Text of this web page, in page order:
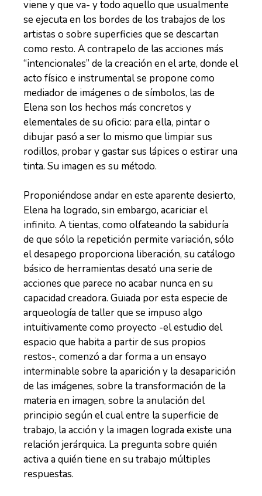
viene y que va- y todo aquello que usualmente
se ejecuta en los bordes de los trabajos de los
artistas o sobre superficies que se descartan
como resto. A contrapelo de las acciones más
“intencionales” de la creación en el arte, donde el
acto físico e instrumental se propone como
mediador de imágenes o de símbolos, las de
Elena son los hechos más concretos y
elementales de su oficio: para ella, pintar o
dibujar pasó a ser lo mismo que limpiar sus
rodillos, probar y gastar sus lápices o estirar una
tinta. Su imagen es su método.
Proponiéndose andar en este aparente desierto,
Elena ha logrado, sin embargo, acariciar el
infinito. A tientas, como olfateando la sabiduría
de que sólo la repetición permite variación, sólo
el desapego proporciona liberación, su catálogo
básico de herramientas desató una serie de
acciones que parece no acabar nunca en su
capacidad creadora. Guiada por esta especie de
arqueología de taller que se impuso algo
intuitivamente como proyecto -el estudio del
espacio que habita a partir de sus propios
restos-, comenzó a dar forma a un ensayo
interminable sobre la aparición y la desaparición
de las imágenes, sobre la transformación de la
materia en imagen, sobre la anulación del
principio según el cual entre la superficie de
trabajo, la acción y la imagen lograda existe una
relación jerárquica. La pregunta sobre quién
activa a quién tiene en su trabajo múltiples
respuestas.